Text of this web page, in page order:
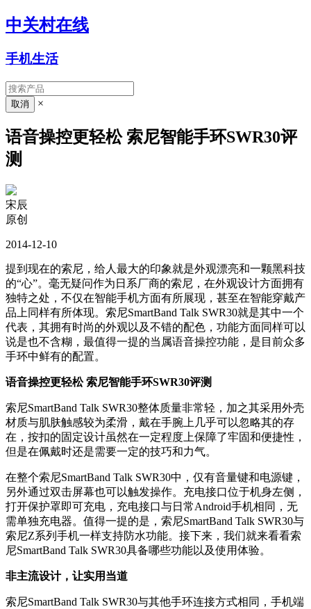
中关村在线
手机生活
×
语音操控更轻松 索尼智能手环SWR30评
测
宋辰
原创
2014-12-10
提到现在的索尼，给人最大的印象就是外观漂亮和一颗黑科技
的“心”。毫无疑问作为日系厂商的索尼，在外观设计方面拥有
独特之处，不仅在智能手机方面有所展现，甚至在智能穿戴产
品上同样有所体现。索尼SmartBand Talk SWR30就是其中一个
代表，其拥有时尚的外观以及不错的配色，功能方面同样可以
说是也不含糊，最值得一提的当属语音操控功能，是目前众多
手环中鲜有的配置。
语音操控更轻松 索尼智能手环SWR30评测
索尼SmartBand Talk SWR30整体质量非常轻，加之其采用外壳
材质与肌肤触感较为柔滑，戴在手腕上几乎可以忽略其的存
在，按扣的固定设计虽然在一定程度上保障了牢固和便捷性，
但是在佩戴时还是需要一定的技巧和力气。
在整个索尼SmartBand Talk SWR30中，仅有音量键和电源键，
另外通过双击屏幕也可以触发操作。充电接口位于机身左侧，
打开保护罩即可充电，充电接口与日常Android手机相同，无
需单独充电器。值得一提的是，索尼SmartBand Talk SWR30与
索尼Z系列手机一样支持防水功能。接下来，我们就来看看索
尼SmartBand Talk SWR30具备哪些功能以及使用体验。
非主流设计，让实用当道
索尼SmartBand Talk SWR30与其他手环连接方式相同，手机端